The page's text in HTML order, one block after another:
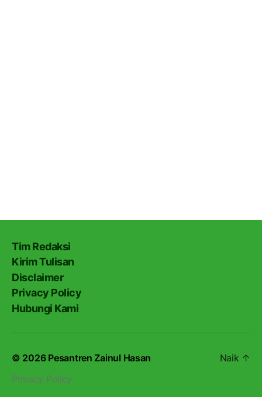
Tim Redaksi
Kirim Tulisan
Disclaimer
Privacy Policy
Hubungi Kami
© 2026 Pesantren Zainul Hasan
Privacy Policy
Naik ↑